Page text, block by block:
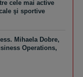
cele mai active
şi sportive
Mihaela Dobre,
Operations,